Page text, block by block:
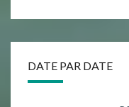
DATE PAR DATE